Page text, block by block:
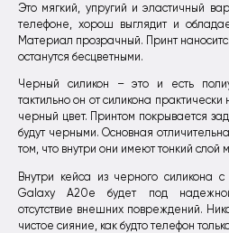
Это мягкий, упругий и эластичный
телефоне, хорош выглядит и
Материал прозрачный. Принт
останутся бесцветными.
Черный силикон – это и есть
тактильно он от силикона
черный цвет. Принтом покрывается
будут черными. Основная
том, что внутри они имеют тонкий слой
Внутри кейса из черного силикона
Galaxy A20e будет под
отсутствие внешних повреждений.
чистое сияние, как будто телефон